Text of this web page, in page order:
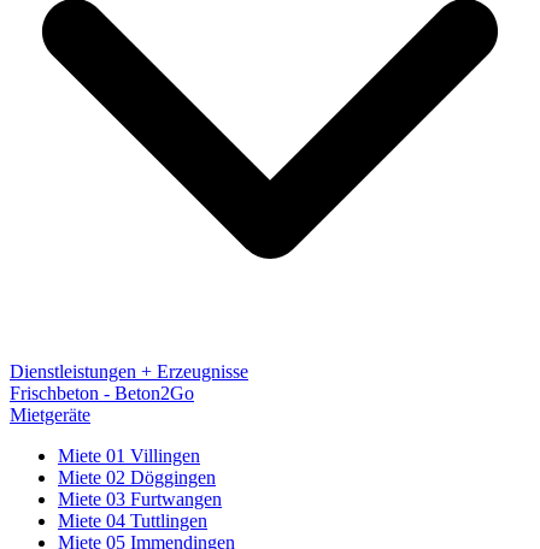
Dienstleistungen + Erzeugnisse
Frischbeton - Beton2Go
Mietgeräte
Miete 01 Villingen
Miete 02 Döggingen
Miete 03 Furtwangen
Miete 04 Tuttlingen
Miete 05 Immendingen